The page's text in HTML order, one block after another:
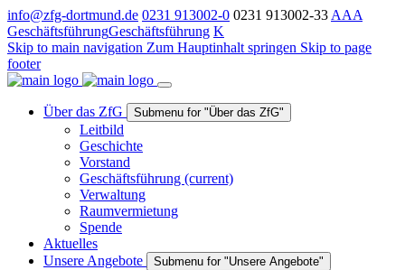
info@zfg-dortmund.de 0231 913002-0 0231 913002-33 AAA
GeschäftsführungGeschäftsführung K
Skip to main navigation Zum Hauptinhalt springen Skip to page
footer
Über das ZfG Submenu for "Über das ZfG"
Leitbild
Geschichte
Vorstand
Geschäftsführung (current)
Verwaltung
Raumvermietung
Spende
Aktuelles
Unsere Angebote
Submenu for "Unsere Angebote"